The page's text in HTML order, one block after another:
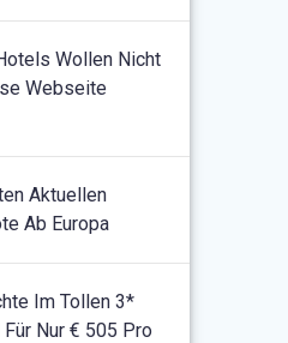
Wollen Nicht
Webseite
Aktuellen
Ab Europa
Im Tollen 3*
Nur € 505 Pro